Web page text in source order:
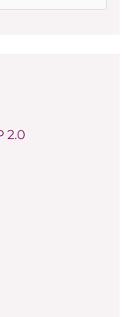
2.0